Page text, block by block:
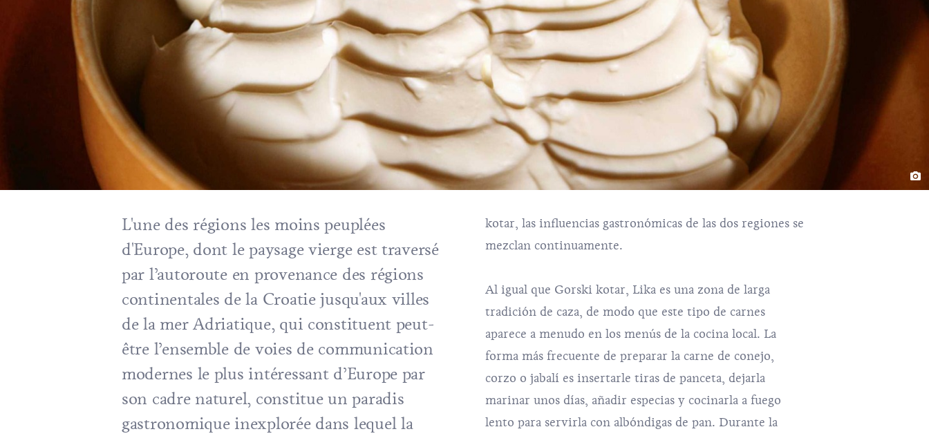
L'une des régions les moins peuplées
d'Europe, dont le paysage vierge est traversé
par l’autoroute en provenance des régions
continentales de la Croatie jusqu'aux villes
de la mer Adriatique, qui constituent peut-
être l’ensemble de voies de communication
modernes le plus intéressant d’Europe par
son cadre naturel, constitue un paradis
gastronomique inexplorée dans lequel la
kotar, las influencias gastronómicas de las dos regiones se
mezclan continuamente.
Al igual que Gorski kotar, Lika es una zona de larga
tradición de caza, de modo que este tipo de carnes
aparece a menudo en los menús de la cocina local. La
forma más frecuente de preparar la carne de conejo,
corzo o jabalí es insertarle tiras de panceta, dejarla
marinar unos días, añadir especias y cocinarla a fuego
lento para servirla con albóndigas de pan. Durante la